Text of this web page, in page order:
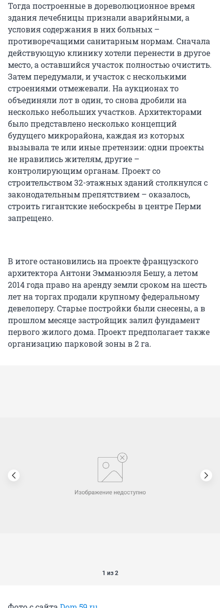
Тогда построенные в дореволюционное время
здания лечебницы признали аварийными, а
условия содержания в них больных –
противоречащими санитарным нормам. Сначала
действующую клинику хотели перенести в другое
место, а оставшийся участок полностью очистить.
Затем передумали, и участок с несколькими
строениями отмежевали. На аукционах то
объединяли лот в один, то снова дробили на
несколько небольших участков. Архитекторами
было представлено несколько концепций
будущего микрорайона, каждая из которых
вызывала те или иные претензии: одни проекты
не нравились жителям, другие –
контролирующим органам. Проект со
строительством 32-этажных зданий столкнулся с
законодательным препятствием – оказалось,
строить гигантские небоскребы в центре Перми
запрещено.
В итоге остановились на проекте французского
архитектора Антони Эмманюэля Бешу, а летом
2014 года право на аренду земли сроком на шесть
лет на торгах продали крупному федеральному
девелоперу. Старые постройки были снесены, а в
прошлом месяце застройщик залил фундамент
первого жилого дома. Проект предполагает также
организацию парковой зоны в 2 га.
1 из 2